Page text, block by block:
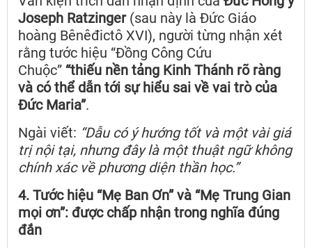
Joseph Ratzinger(sau này là Đức Giáo
hoàng Bênêđictô XVI), người từng nhận xét
rằng tước hiệu “Đồng Công Cứu
Chuộc” “thiếu nền tảng Kinh Thánh rõ ràng
và có thể dẫn tới sự hiểu sai về vai trò của
Đức Maria”.
Ngài viết: “Dẫu có ý hướng tốt và một vài giá
trị nội tại, nhưng đây là một thuật ngữ không
chính xác về phương diện thần học.”
4. Tước hiệu “Mẹ Ban Ơn” và “Mẹ Trung Gian
mọi ơn”: được chấp nhận trong nghĩa đúng
đắn